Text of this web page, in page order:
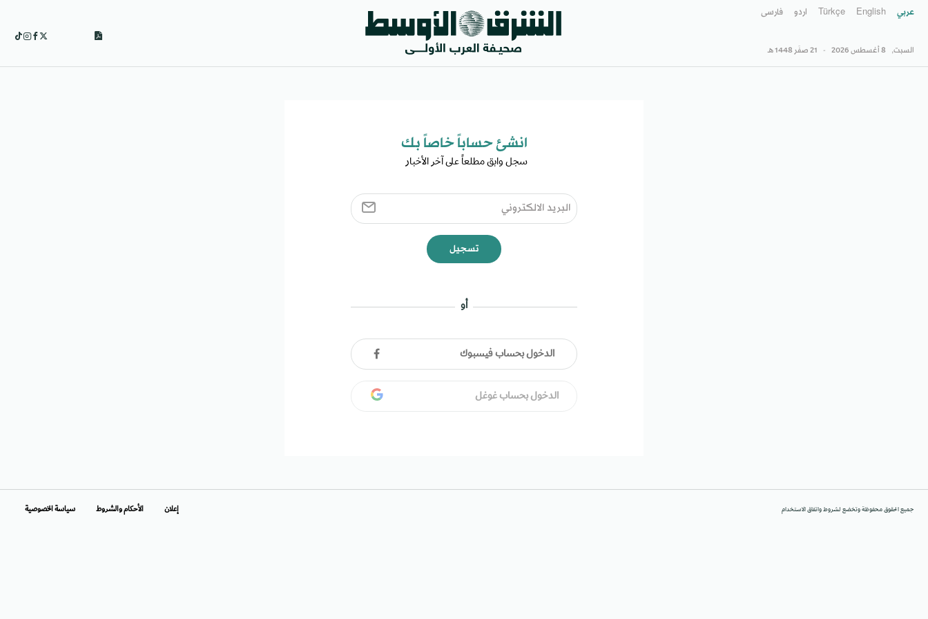
عربي English
Türkçe اردو فارسى
السبت, 8 أغسطس 2026 - 21 صفَر 1448 هـ
انشئ حساباً خاصاً بك​
سجل وابق مطلعاً على آخر الأخبار ​
تسجيل
أو
الدخول بحساب فيسبوك
الدخول بحساب غوغل
جميع الحقوق محفوظة وتخضع لشروط واتفاق الاستخدام إعلان الأحكام والشروط سياسة الخصوصية